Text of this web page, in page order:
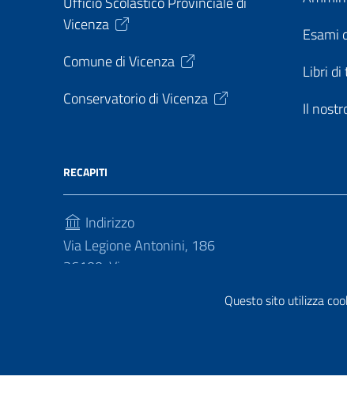
Questo sito utilizza
Vicenza
Comune di Vicenza
Conservatorio di Vicenza
Esami
Libri di
Il
RECAPITI
Indirizzo
Via Legione Antonini, 186
36100, Vicenza